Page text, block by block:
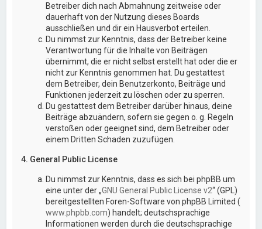
Betreiber dich nach Abmahnung zeitweise oder
dauerhaft von der Nutzung dieses Boards
ausschließen und dir ein Hausverbot erteilen.
Du nimmst zur Kenntnis, dass der Betreiber keine
Verantwortung für die Inhalte von Beiträgen
übernimmt, die er nicht selbst erstellt hat oder die er
nicht zur Kenntnis genommen hat. Du gestattest
dem Betreiber, dein Benutzerkonto, Beiträge und
Funktionen jederzeit zu löschen oder zu sperren.
Du gestattest dem Betreiber darüber hinaus, deine
Beiträge abzuändern, sofern sie gegen o. g. Regeln
verstoßen oder geeignet sind, dem Betreiber oder
einem Dritten Schaden zuzufügen.
4. General Public License
Du nimmst zur Kenntnis, dass es sich bei phpBB um
eine unter der „GNU General Public License v2“ (GPL)
bereitgestellten Foren-Software von phpBB Limited (
www.phpbb.com) handelt; deutschsprachige
Informationen werden durch die deutschsprachige